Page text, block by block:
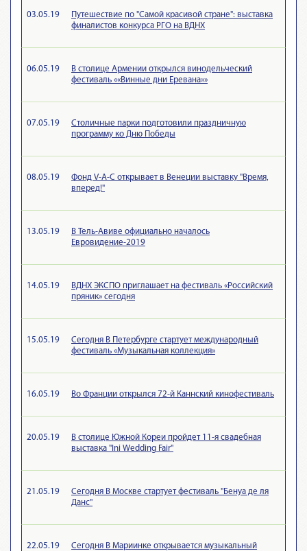
03.05.19
Путешествие по "Самой красивой стране": выставка
финалистов конкурса РГО на ВДНХ
06.05.19
В столице Армении открылся винодельческий
фестиваль ««Винные дни Еревана»»
07.05.19
Столичные парки подготовили праздничную
программу ко Дню Победы
08.05.19
Фонд V-A-C открывает в Венеции выставку "Время,
вперед!"
13.05.19
В Тель-Авиве официально началось
Евровидение-2019
14.05.19
ВДНХ ЭКСПО приглашает на фестиваль «Российский
пряник» сегодня
15.05.19
Сегодня В Петербурге стартует международный
фестиваль «Музыкальная коллекция»
16.05.19 Во Франции открылся 72-й Каннский кинофестиваль
20.05.19
В столице Южной Кореи пройдет 11-я свадебная
выставка "Ini Wedding Fair"
21.05.19
Сегодня В Москве стартует фестиваль "Бенуа де ля
Данс"
22.05.19
Сегодня В Мариинке открывается музыкальный